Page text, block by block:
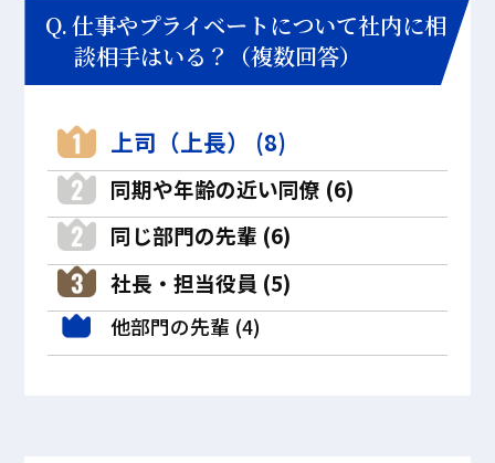
仕事やプライベートについて社内に相
談相手はいる？（複数回答）
上司（上長） (8)
同期や年齢の近い同僚 (6)
同じ部門の先輩 (6)
社長・担当役員 (5)
他部門の先輩 (4)